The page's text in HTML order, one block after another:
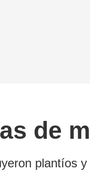
de
plantíos